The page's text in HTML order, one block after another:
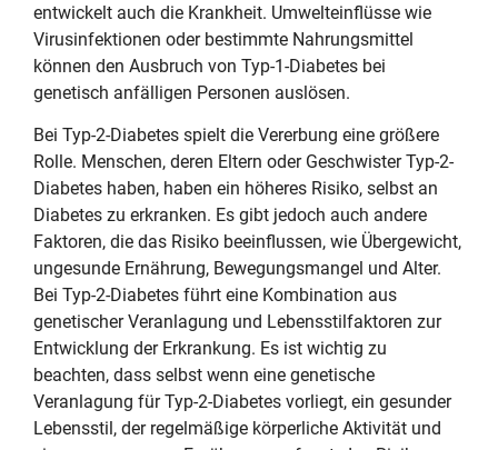
entwickelt auch die Krankheit. Umwelteinflüsse wie
Virusinfektionen oder bestimmte Nahrungsmittel
können den Ausbruch von Typ-1-Diabetes bei
genetisch anfälligen Personen auslösen.
Bei Typ-2-Diabetes spielt die Vererbung eine größere
Rolle. Menschen, deren Eltern oder Geschwister Typ-2-
Diabetes haben, haben ein höheres Risiko, selbst an
Diabetes zu erkranken. Es gibt jedoch auch andere
Faktoren, die das Risiko beeinflussen, wie Übergewicht,
ungesunde Ernährung, Bewegungsmangel und Alter.
Bei Typ-2-Diabetes führt eine Kombination aus
genetischer Veranlagung und Lebensstilfaktoren zur
Entwicklung der Erkrankung. Es ist wichtig zu
beachten, dass selbst wenn eine genetische
Veranlagung für Typ-2-Diabetes vorliegt, ein gesunder
Lebensstil, der regelmäßige körperliche Aktivität und